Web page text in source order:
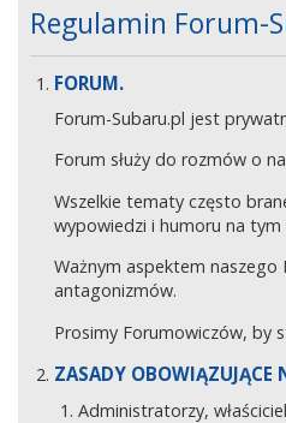
Regulamin Forum-
FORUM.
Forum-Subaru.pl jest
Forum służy do rozmów o
Wszelkie tematy często
wypowiedzi i humoru na
Ważnym aspektem
antagonizmów.
Prosimy Forumowiczów, by
ZASADY OBOWIĄZUJĄCE
Administratorzy,